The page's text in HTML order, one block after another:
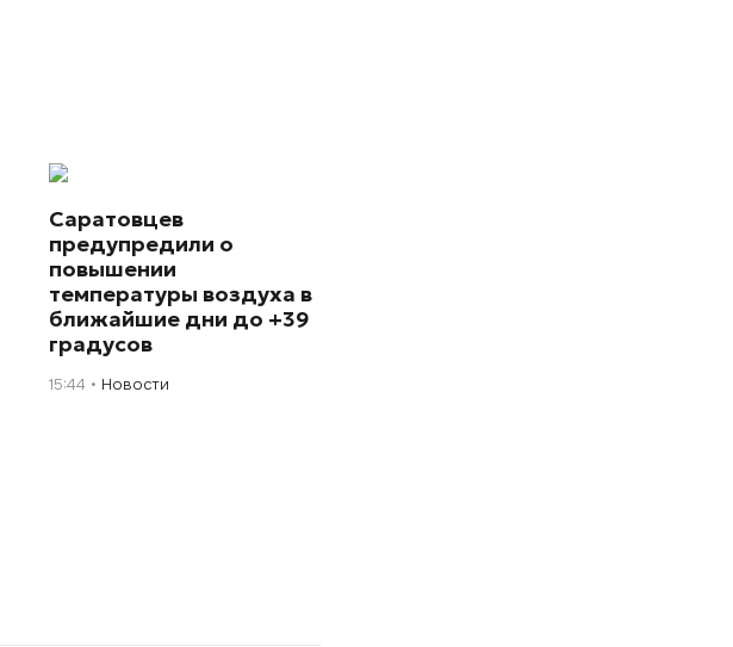
Саратовцев
предупредили о
повышении
температуры воздуха в
ближайшие дни до +39
градусов
15:44 Новости